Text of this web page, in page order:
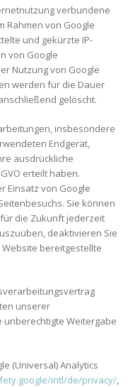
verbundene
Rahmen von Google
und gekürzte IP-
von Google
Nutzung von Google
werden für die Dauer
gelöscht.
insbesondere
Endgerät,
ausdrückliche
erteilt haben.
Einsatz von Google
Sie können
die Zukunft jederzeit
deaktivieren Sie
bereitgestellte
unserer
Weitergabe
(Universal) Analytics
/intl/de/privacy/